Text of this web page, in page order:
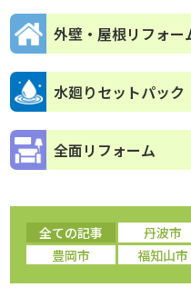
外壁・屋根リフォー
水廻りセットパック
全面リフォーム
全ての記事 丹波市
豊岡市
福知山市